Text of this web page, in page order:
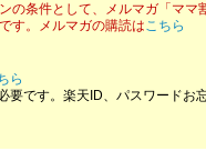
の条件として、メルマガ「ママ
す。メルマガの購読はこちら
ら
要です。楽天ID、パスワードお